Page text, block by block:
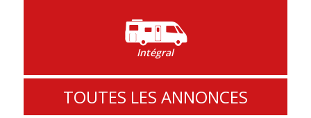
Intégral
TOUTES LES ANNONCES